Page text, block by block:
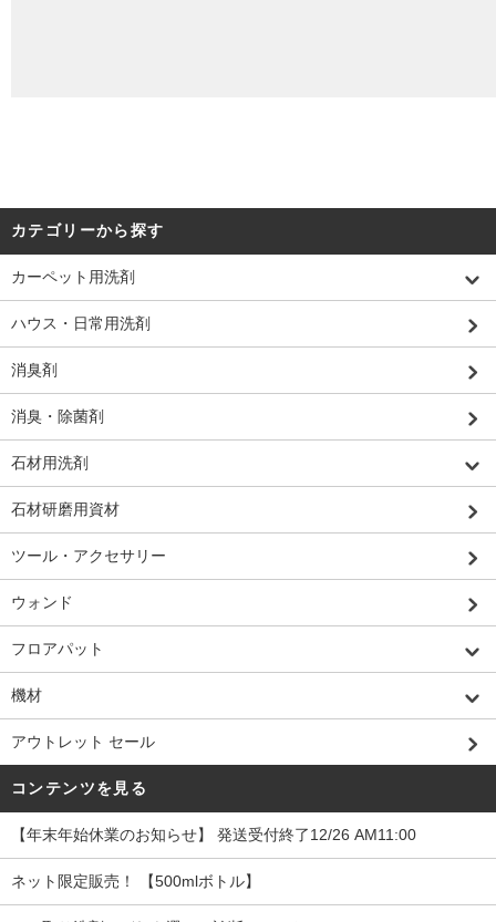
カテゴリーから探す
カーペット用洗剤
ハウス・日常用洗剤
消臭剤
消臭・除菌剤
石材用洗剤
石材研磨用資材
ツール・アクセサリー
ウォンド
フロアパット
機材
アウトレット セール
コンテンツを見る
【年末年始休業のお知らせ】 発送受付終了12/26 AM11:00
ネット限定販売！ 【500mlボトル】